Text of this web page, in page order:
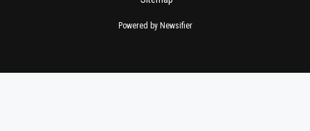
Powered by Newsifier